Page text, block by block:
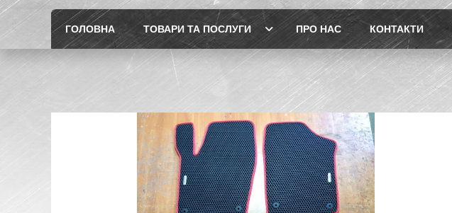
ГОЛОВНА ТОВАРИ ТА ПОСЛУГИ ПРО НАС КОНТАКТИ